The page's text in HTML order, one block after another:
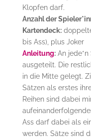
Klopfen darf.
Anzahl der
Kartendeck:
bis Ass), plus Joker
Anleitung:An jede*n
ausgeteilt. Die
in die Mitte gelegt.
Sätzen als erstes
Reihen sind dabei
Ass darf dabei als
werden. Sätze sind